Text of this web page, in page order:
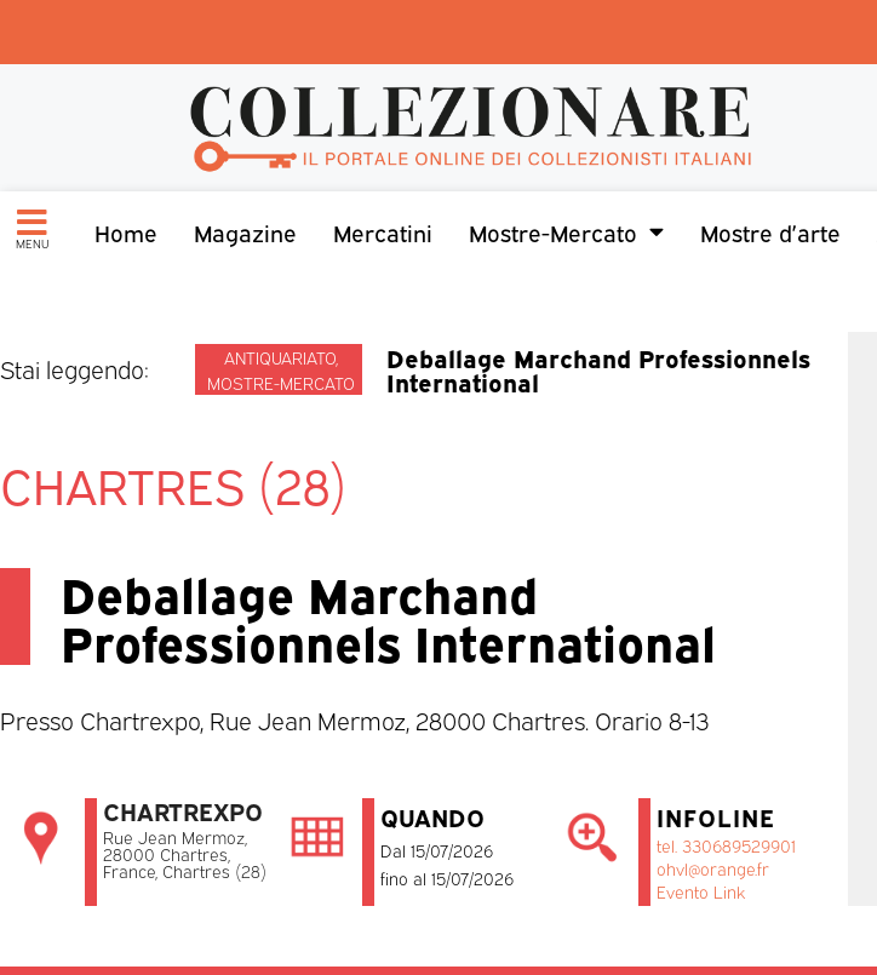
MENU Home Magazine Mercatini Mostre-Mercato Mostre d’arte
Stai leggendo: ANTIQUARIATO
MOSTRE-MERCATO
Deballage Marchand Professionnels
International
CHARTRES (28)
Deballage Marchand
Professionnels International
Presso Chartrexpo, Rue Jean Mermoz, 28000 Chartres. Orario 8-13
CHARTREXPO
Rue Jean Mermoz,
28000 Chartres,
France, Chartres (28)
QUANDO
Dal 15/07/2026
fino al 15/07/2026
INFOLINE
tel. 330689529901
ohvl@orange.fr
Evento Link